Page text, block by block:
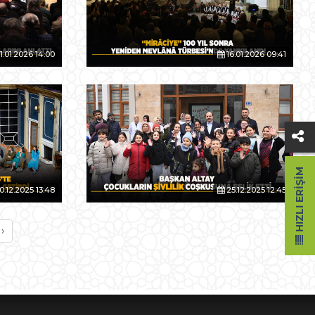
14:00 16.01.2026 09:41
13:48 25.12.2025 12:45
› HIZLI ERIŞIM